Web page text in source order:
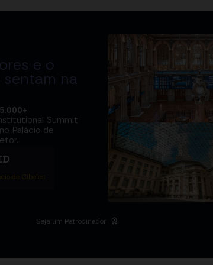
e o
na
5.000+
Summit
Palácio de
de Cibeles
Seja um Patrocinador